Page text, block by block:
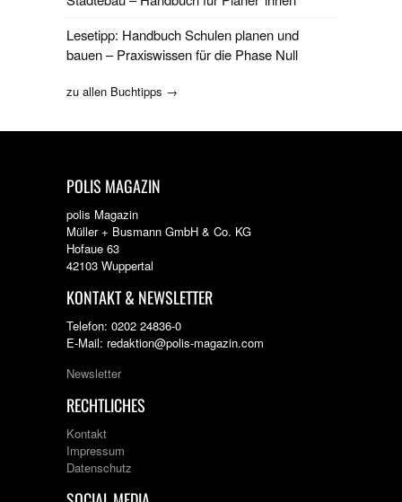
Lesetipp: Handbuch Schulen planen und
bauen – Praxiswissen für die Phase Null
zu allen Buchtipps →
POLIS MAGAZIN
polis Magazin
Müller + Busmann GmbH & Co. KG
Hofaue 63
42103 Wuppertal
KONTAKT & NEWSLETTER
Telefon: 0202 24836-0
E-Mail: redaktion@polis-magazin.com
Newsletter
RECHTLICHES
Kontakt
Impressum
Datenschutz